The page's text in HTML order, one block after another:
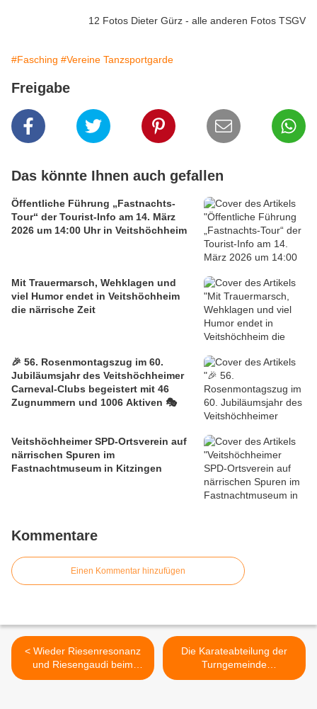
12 Fotos Dieter Gürz - alle anderen Fotos TSGV
#Fasching #Vereine Tanzsportgarde
Freigabe
Das könnte Ihnen auch gefallen
Öffentliche Führung „Fastnachts-
Tour“ der Tourist-Info am 14. März
2026 um 14:00 Uhr in Veitshöchheim
Mit Trauermarsch, Wehklagen und
viel Humor endet in Veitshöchheim
die närrische Zeit
🎉 56. Rosenmontagszug im 60.
Jubiläumsjahr des Veitshöchheimer
Carneval-Clubs begeistert mit 46
Zugnummern und 1006 Aktiven 🎭
Veitshöchheimer SPD-Ortsverein auf
närrischen Spuren im
Fastnachtmuseum in Kitzingen
Kommentare
Einen Kommentar hinzufügen
< Wieder Riesenresonanz
und Riesengaudi beim
traditionellen
Die Karateabteilung der
Turngemeinde
Veitshöchheim lädt Jung